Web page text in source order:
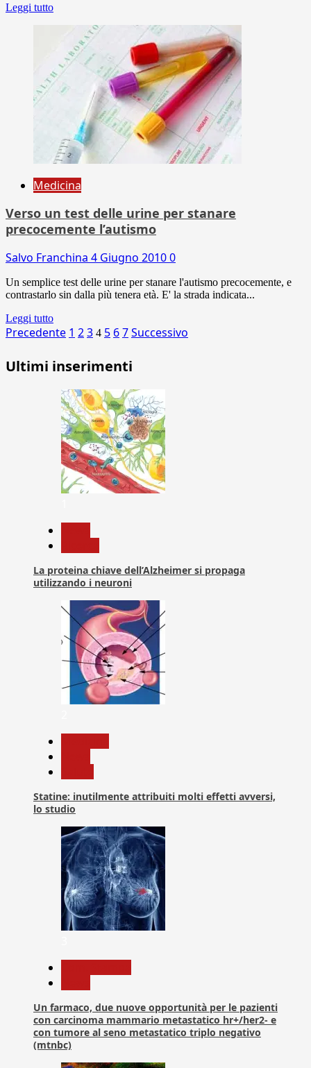
Leggi tutto
Medicina
Verso un test delle urine per stanare
precocemente l’autismo
Salvo Franchina 4 Giugno 20100
Un semplice test delle urine per stanare l'autismo precocemente, e
contrastarlo sin dalla più tenera età. E' la strada indicata...
Leggi tutto
Paginazione
degli
articoli
Precedente 1 23 4 5 67Successivo
Ultimi inserimenti
La proteina chiave dell’Alzheimer si propaga
utilizzando i neuroni
Statine: inutilmente attribuiti molti effetti avversi,
lo studio
Un farmaco, due nuove opportunità per le pazienti
con carcinoma mammario metastatico hr+/her2- e
con tumore al seno metastatico triplo negativo
(mtnbc)